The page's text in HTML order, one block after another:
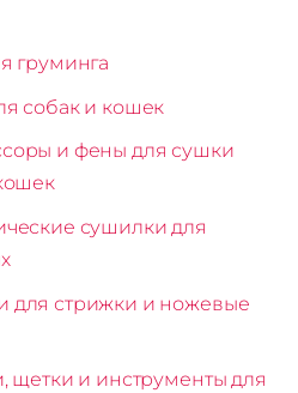
груминга
собак и кошек
и фены для сушки
сушилки для
для стрижки и ножевые
щетки и инструменты для